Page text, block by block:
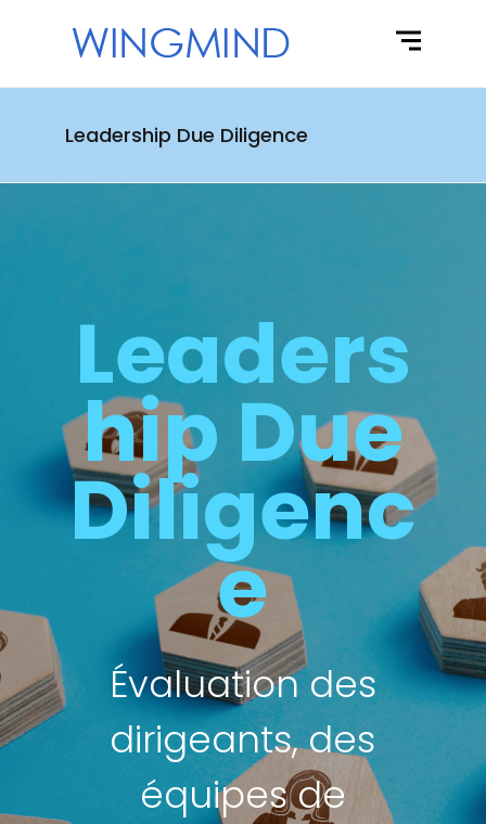
Leadership Due Diligence
Leaders
hip Due
Diligenc
e
Évaluation des
dirigeants, des
équipes de